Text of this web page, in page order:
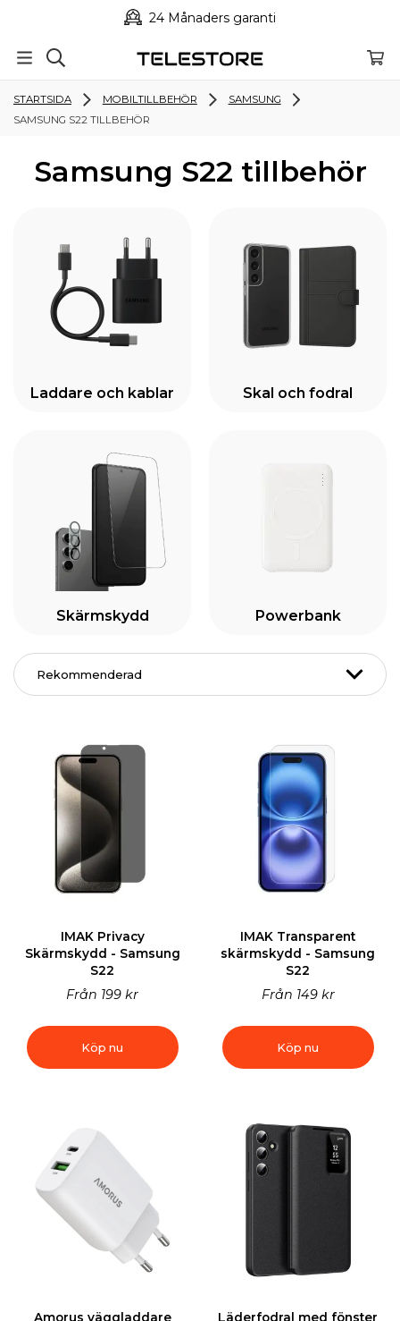
24 Månaders garanti
STARTSIDA MOBILTILLBEHÖR
SAMSUNG
SAMSUNG S22 TILLBEHÖR
Samsung S22 tillbehör
Laddare och kablar Skal och fodral
Skärmskydd Powerbank
IMAK Privacy
Skärmskydd - Samsung
S22
Från 199 kr
Köp nu
IMAK Transparent
skärmskydd - Samsung
S22
Från 149 kr
Köp nu
Amorus väggladdare
Läderfodral med fönster